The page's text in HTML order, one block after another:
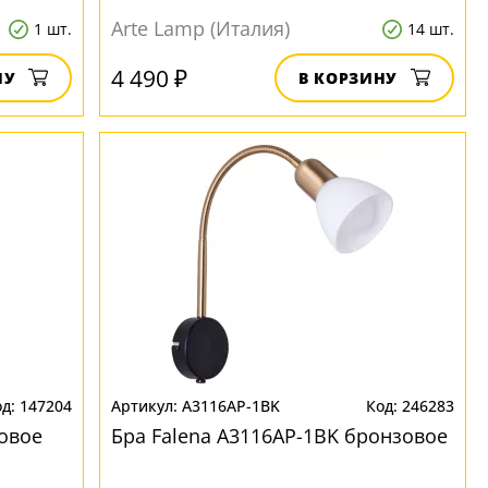
1 шт. Arte Lamp (Италия) 14 шт.
4 490 ₽ В КОРЗИНУ
147204 A3116AP-1BK 246283
Бра Falena A3116AP-1BK бронзовое